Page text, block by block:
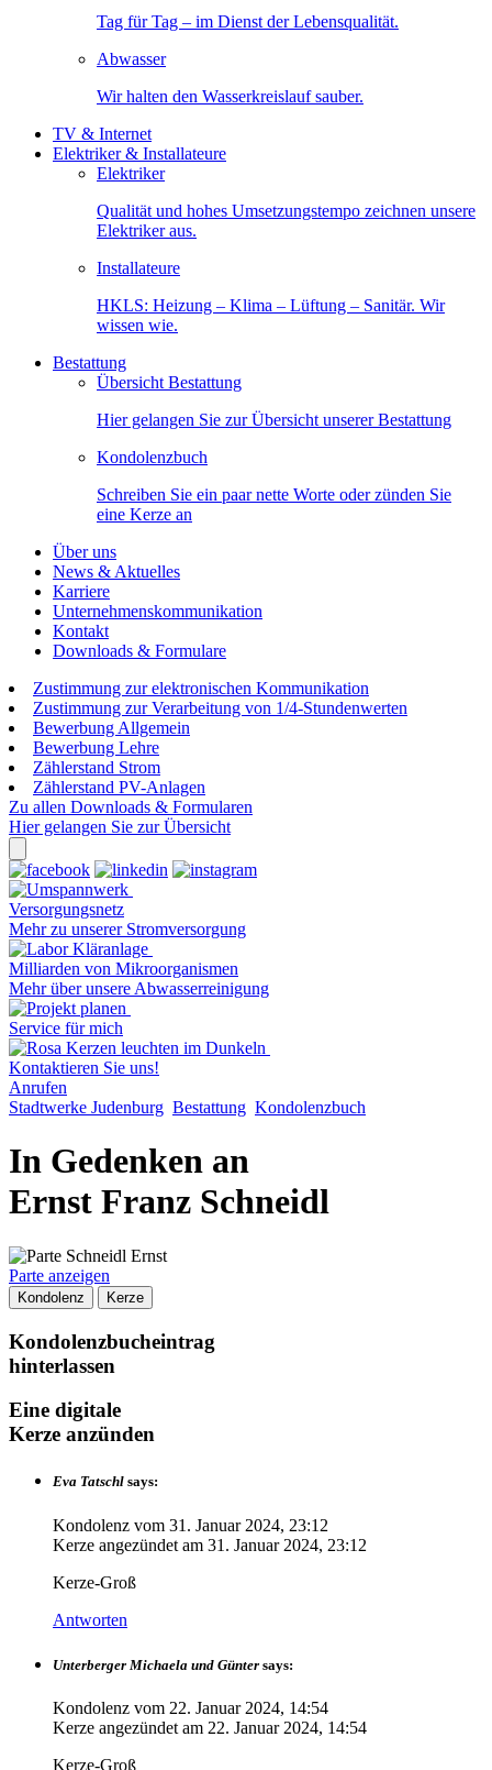
Tag für Tag – im Dienst der Lebensqualität.
Abwasser
Wir halten den Wasserkreislauf sauber.
TV & Internet
Elektriker & Installateure
Elektriker
Qualität und hohes Umsetzungstempo zeichnen unsere
Elektriker aus.
Installateure
HKLS: Heizung – Klima – Lüftung – Sanitär. Wir
wissen wie.
Bestattung
Übersicht Bestattung
Hier gelangen Sie zur Übersicht unserer Bestattung
Kondolenzbuch
Schreiben Sie ein paar nette Worte oder zünden Sie
eine Kerze an
Über uns
News & Aktuelles
Karriere
Unternehmenskommunikation
Kontakt
Downloads & Formulare
Zustimmung zur elektronischen Kommunikation
Zustimmung zur Verarbeitung von 1/4-Stundenwerten
Bewerbung Allgemein
Bewerbung Lehre
Zählerstand Strom
Zählerstand PV-Anlagen
Zu allen Downloads & Formularen
Hier gelangen Sie zur Übersicht
Versorgungsnetz
Mehr zu unserer Stromversorgung
Milliarden von Mikroorganismen
Mehr über unsere Abwasserreinigung
Service für mich
Kontaktieren Sie uns!
Anrufen
Stadtwerke Judenburg Bestattung Kondolenzbuch
In Gedenken an
Ernst Franz Schneidl
Parte anzeigen
Kondolenz Kerze
Kondolenzbucheintrag
hinterlassen
Eine digitale
Kerze anzünden
Eva Tatschl says:
Kondolenz vom 31. Januar 2024, 23:12
Kerze angezündet am 31. Januar 2024, 23:12
Kerze-Groß
Antworten
Unterberger Michaela und Günter says:
Kondolenz vom 22. Januar 2024, 14:54
Kerze angezündet am 22. Januar 2024, 14:54
Kerze-Groß